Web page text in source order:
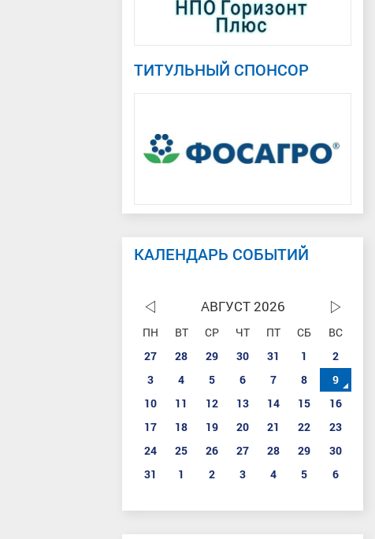
ТИТУЛЬНЫЙ СПОНСОР
КАЛЕНДАРЬ СОБЫТИЙ
АВГУСТ 2026
ПН ВТ СР ЧТ ПТ СБ
ВС
27
28 29 30 31 1
2
3
4 5 6 7 8
9
10
11 12 13 14 15
16
17
18 19 20 21 22
23
24
25 26 27 28 29
30
31
1 2 3 4 5 6